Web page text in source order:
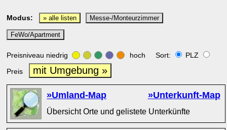
Modus: » alle listen Messe-/Monteurzimmer
FeWo/Apartment
Preisniveau niedrig hoch Sort:
PLZ
Preis
mit Umgebung »
»Umland-Map »Unterkunft-Map
Übersicht Orte und gelistete Unterkünfte